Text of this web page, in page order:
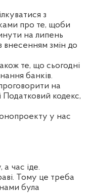
з
про те, щоби
на липень
внесенням змін до
те, що сьогодні
банків.
на
Податковий кодекс,
у нас
час іде.
Тому це треба
була